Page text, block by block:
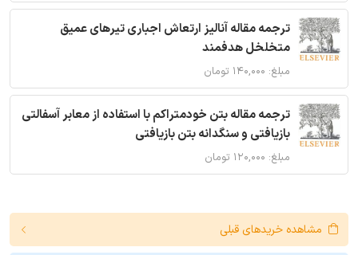
ترجمه مقاله آنالیز ارتعاش اجباری تیرهای عمیق
متخلخل هدفمند
مبلغ: ۱۴۰,۰۰۰ تومان
ترجمه مقاله بتن خودمتراکم با استفاده از معابر آسفالتی
بازیافتی و سنگدانه بتن بازیافتی
مبلغ: ۱۲۰,۰۰۰ تومان
مشاهده خریدهای قبلی